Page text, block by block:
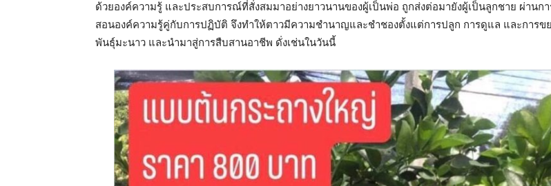
ด้วยองค์ความรู้ และประสบการณ์ที่สั่งสมมาอย่างยาวนานของผู้เป็นพ่อ ถูกส่งต่อมายังผู้เป็นลูกชาย ผ่านกา
สอนองค์ความรู้คู่กับการปฏิบัติ จึงทำให้ตาวมีความชำนาญและชำชองตั้งแต่การปลูก การดูแล และการข
พันธุ์มะนาว และนำมาสู่การสืบสานอาชีพ ดั่งเช่นในวันนี้